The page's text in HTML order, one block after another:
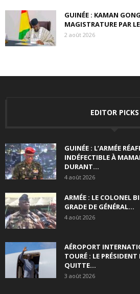
GUINÉE : KAMAN
MAGISTRATURE PAR
2 août 2026
EDITOR PICKS
GUINÉE : L’ARMÉE
INDÉFECTIBLE À
DURANT...
4 août 2026
ARMÉE : LE COLONEL
GRADE DE GÉNÉRAL...
4 août 2026
AÉROPORT
TOURÉ : LE
QUITTE...
3 août 2026